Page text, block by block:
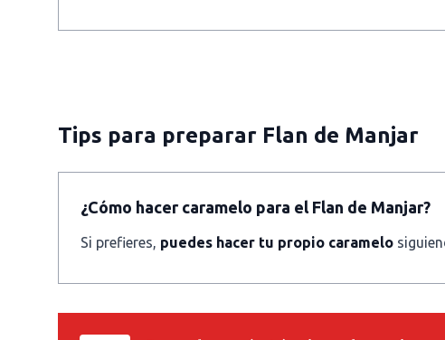
Tips para preparar Flan de Manjar
¿Cómo hacer caramelo para el Flan de Manjar?
Si prefieres, puedes hacer tu propio caramelo